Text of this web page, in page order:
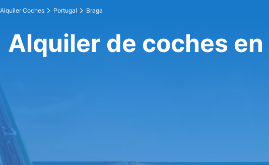
Alquiler Coches Portugal Braga
Alquiler de coches en